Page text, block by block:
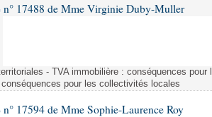
n° 17488 de Mme Virginie Duby-Muller
- TVA immobilière : conséquences
pour les collectivités locales
n° 17594 de Mme Sophie-Laurence Roy